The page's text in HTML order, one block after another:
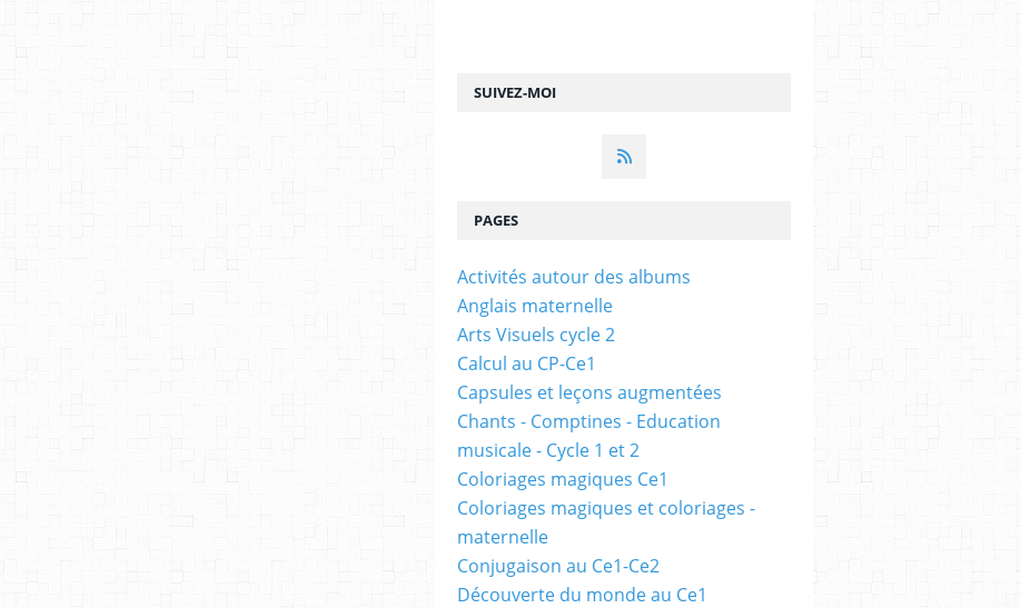
SUIVEZ-MOI
PAGES
Activités autour des albums
Anglais maternelle
Arts Visuels cycle 2
Calcul au CP-Ce1
Capsules et leçons augmentées
Chants - Comptines - Education
musicale - Cycle 1 et 2
Coloriages magiques Ce1
Coloriages magiques et coloriages -
maternelle
Conjugaison au Ce1-Ce2
Découverte du monde au Ce1